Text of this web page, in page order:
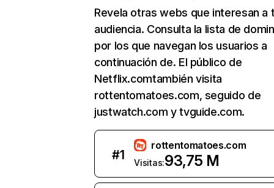
Revela otras webs que interesan a
audiencia. Consulta la lista de
por los que navegan los usuarios a
continuación de. El público de
Netflix.comtambién visita
rottentomatoes.com, seguido de
justwatch.com y tvguide.com.
#1
rottentomatoes.com
Visitas:93,75 M